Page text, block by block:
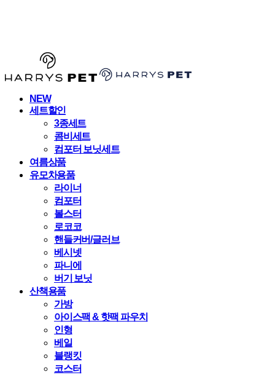
NEW
세트할인
3종세트
콤비세트
컴포터 보닛세트
여름상품
유모차용품
라이너
컴포터
볼스터
로코코
핸들커버/글러브
베시넷
파니에
버기 보닛
산책용품
가방
아이스팩 & 핫팩 파우치
인형
베일
블랭킷
코스터